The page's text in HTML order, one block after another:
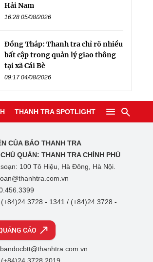
Hải Nam
16:28 05/08/2026
Đồng Tháp: Thanh tra chỉ rõ nhiều
bất cập trong quản lý giao thông
tại xã Cái Bè
09:17 04/08/2026
THANH TRA SPOTLIGHT
CỦA BÁO THANH TRA
QUẢN: THANH TRA CHÍNH PHỦ
100 Tô Hiệu, Hà Đông, Hà Nội.
3728 - 1341 / (+84)24 3728 -
CÁO